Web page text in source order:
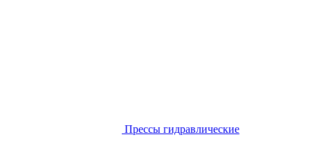
Прессы гидравлические